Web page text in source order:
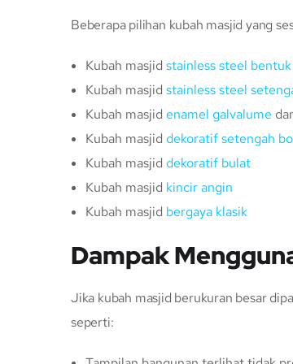
Beberapa pilihan kubah masjid yang
Kubah masjid stainless steel
Kubah masjid stainless steel
Kubah masjid enamel galvalume
Kubah masjid dekoratif setengah
Kubah masjid dekoratif bulat
Kubah masjid kincir angin
Kubah masjid bergaya klasik
Dampak
Jika kubah masjid berukuran besar
seperti: